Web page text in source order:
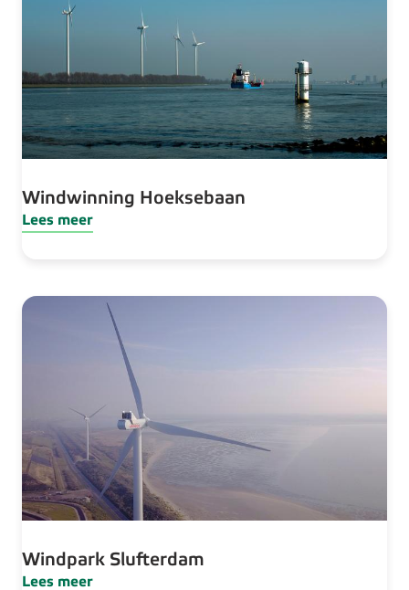
Windwinning Hoeksebaan
Lees meer
Windpark Slufterdam
Lees meer